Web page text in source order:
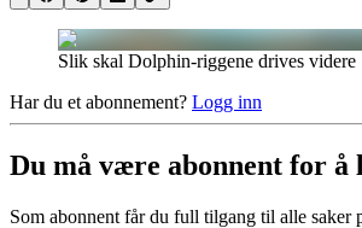
Slik skal Dolphin-riggene drives videre
Har du et abonnement? Logg inn
Du må være abonnent for å
Som abonnent får du full tilgang til alle saker